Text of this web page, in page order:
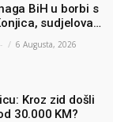
BiH u borbi s
sudjelovao
- 6 Augusta, 2026
Kroz zid došli
30.000 KM?